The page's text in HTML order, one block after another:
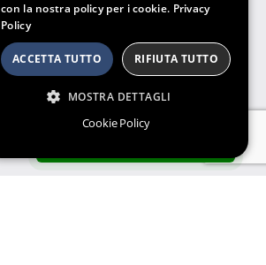
con la nostra policy per i cookie. Privacy
Policy
ACCETTA TUTTO RIFIUTA TUTTO
MOSTRA DETTAGLI
Cookie Policy